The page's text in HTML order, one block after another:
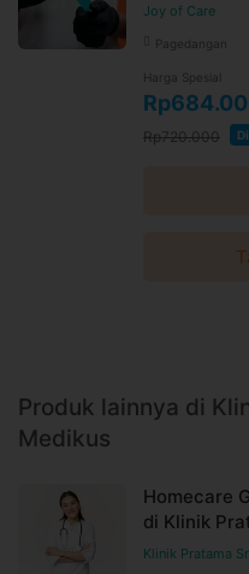
Joy of Care
Pagedangan
Harga Spesial
Rp720.000
Produk lainnya di
Medikus
Homecare
di Klinik
Klinik Pratama